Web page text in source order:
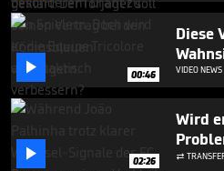
 00:46
Diese
VIDEO NEWS
 02:26
Wird
